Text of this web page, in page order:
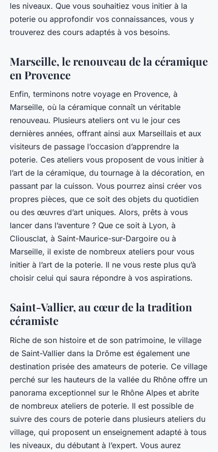
les niveaux. Que vous souhaitiez vous initier à la
poterie ou approfondir vos connaissances, vous y
trouverez des cours adaptés à vos besoins.
Marseille, le renouveau de la céramique
en Provence
Enfin, terminons notre voyage en Provence, à
Marseille, où la céramique connaît un véritable
renouveau. Plusieurs ateliers ont vu le jour ces
dernières années, offrant ainsi aux Marseillais et aux
visiteurs de passage l’occasion d’apprendre la
poterie. Ces ateliers vous proposent de vous initier à
l’art de la céramique, du tournage à la décoration, en
passant par la cuisson. Vous pourrez ainsi créer vos
propres pièces, que ce soit des objets du quotidien
ou des œuvres d’art uniques. Alors, prêts à vous
lancer dans l’aventure ? Que ce soit à Lyon, à
Cliousclat, à Saint-Maurice-sur-Dargoire ou à
Marseille, il existe de nombreux ateliers pour vous
initier à l’art de la poterie. Il ne vous reste plus qu’à
choisir celui qui saura répondre à vos aspirations.
Saint-Vallier, au cœur de la tradition
céramiste
Riche de son histoire et de son patrimoine, le village
de Saint-Vallier dans la Drôme est également une
destination prisée des amateurs de poterie. Ce village
perché sur les hauteurs de la vallée du Rhône offre un
panorama exceptionnel sur le Rhône Alpes et abrite
de nombreux ateliers de poterie. Il est possible de
suivre des cours de poterie dans plusieurs ateliers du
village, qui proposent un enseignement adapté à tous
les niveaux, du débutant à l’expert. Vous aurez